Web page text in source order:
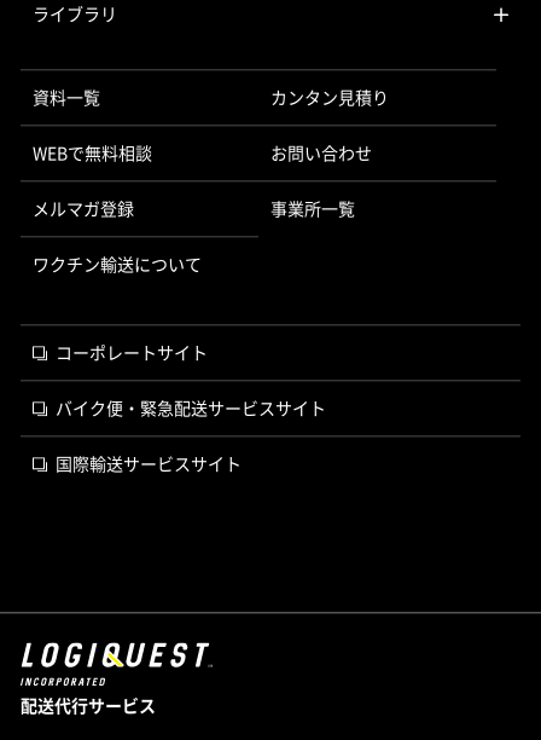
ライブラリ
資料一覧 カンタン見積り
WEBで無料相談 お問い合わせ
メルマガ登録 事業所一覧
ワクチン輸送について
コーポレートサイト
バイク便・緊急配送サービスサイト
国際輸送サービスサイト
配送代行サービス